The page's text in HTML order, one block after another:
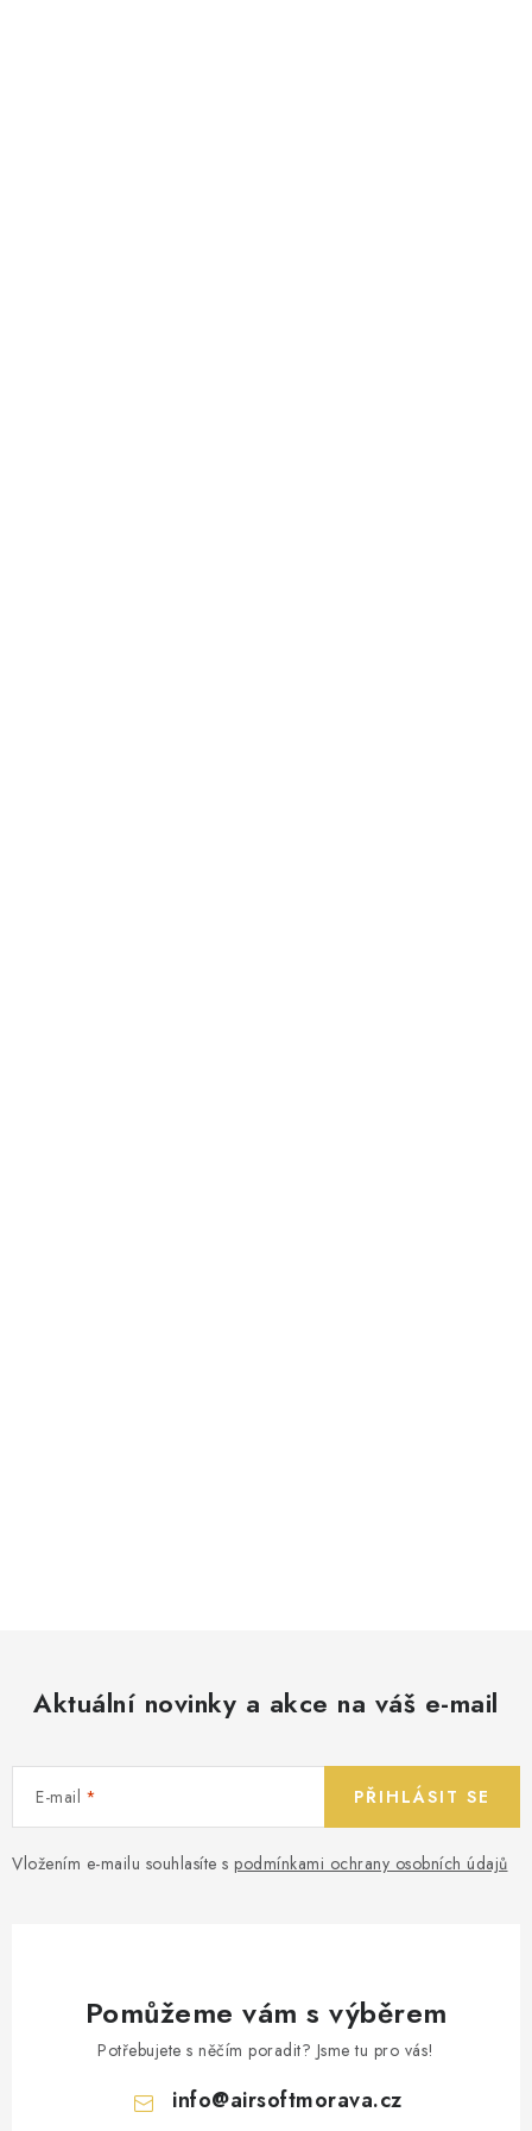
Aktuální novinky a akce na váš e-mail
E-mail
Vložením e-mailu souhlasíte s podmínkami ochrany osobních údajů
PŘIHLÁSIT SE
Pomůžeme vám s výběrem
Potřebujete s něčím poradit? Jsme tu pro vás!
info@airsoftmorava.cz